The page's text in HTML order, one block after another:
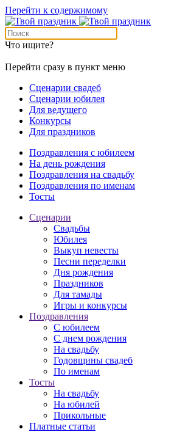
Перейти к содержимому
Что ищите?
Перейти сразу в пункт меню
Сценарии свадеб
Сценарии юбилея
Для ведущего
Конкурсы
Для праздников
Поздравления с юбилеем
На день рождения
Поздравления на свадьбу
Поздравления по именам
Тосты
Сценарии
Свадьбы
Юбилея
Выкуп невесты
Песни переделки
Дня рождения
Праздников
Для тамады
Игры и конкурсы
Поздравления
С юбилеем
С днем рождения
На свадьбу
Годовщины свадеб
По именам
Тосты
На свадьбу
На юбилей
Прикольные
Платные статьи